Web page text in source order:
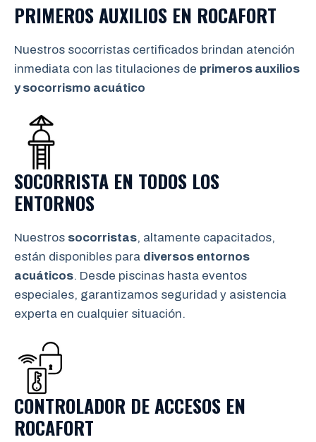
PRIMEROS AUXILIOS EN ROCAFORT
Nuestros socorristas certificados brindan atención
inmediata con las titulaciones de primeros auxilios
y socorrismo acuático
SOCORRISTA EN TODOS LOS
ENTORNOS
Nuestros socorristas, altamente capacitados,
están disponibles para diversos entornos
acuáticos. Desde piscinas hasta eventos
especiales, garantizamos seguridad y asistencia
experta en cualquier situación.
CONTROLADOR DE ACCESOS EN
ROCAFORT